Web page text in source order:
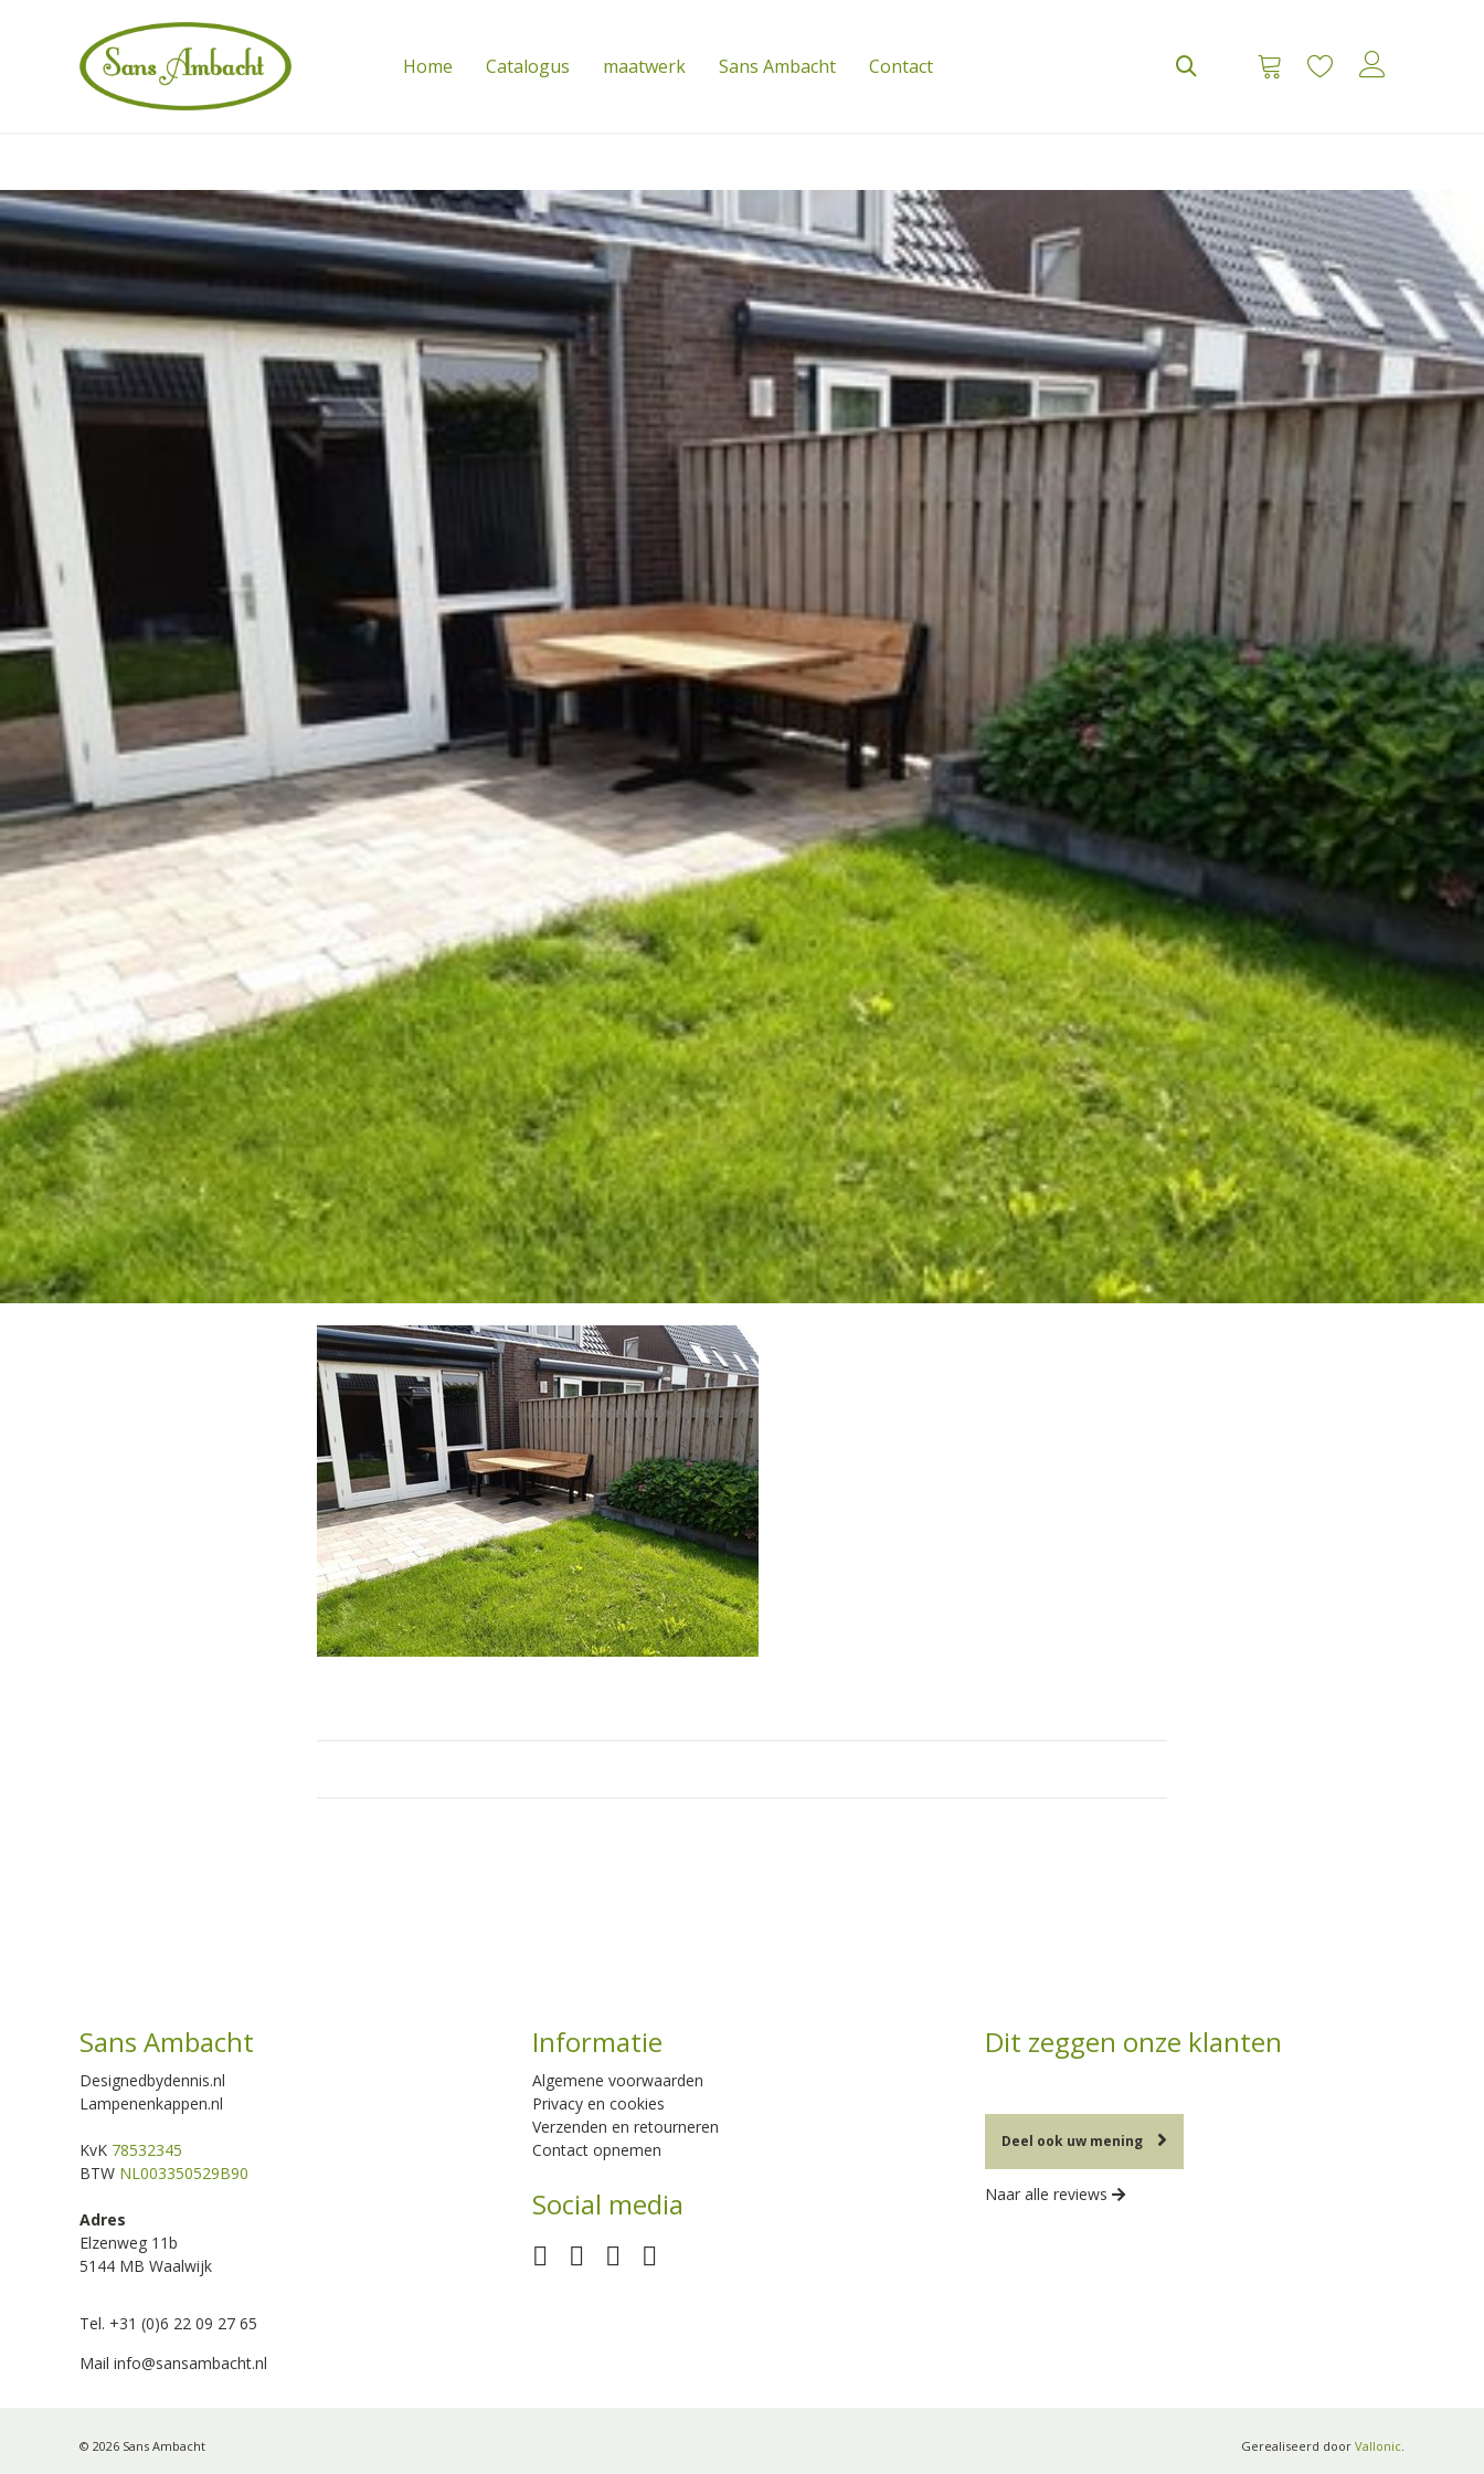
Home Catalogus maatwerk Sans Ambacht Contact
Sans Ambacht
Designedbydennis.nl
Lampenenkappen.nl
KvK 78532345
BTW NL003350529B90
Adres
Elzenweg 11b
5144 MB Waalwijk
Tel. +31 (0)6 22 09 27 65
Mail info@sansambacht.nl
Informatie
Algemene voorwaarden
Privacy en cookies
Verzenden en retourneren
Contact opnemen
Social media
Dit zeggen onze klanten
Deel ook uw mening
Naar alle reviews
© 2026 Sans Ambacht Gerealiseerd door Vallonic.